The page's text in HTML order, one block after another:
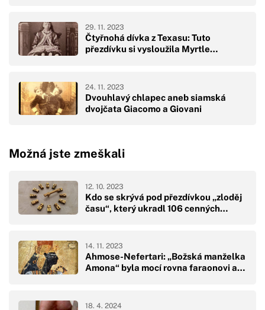
Čtyřnohá dívka z Texasu: Tuto
přezdívku si vysloužila Myrtle…
29. 11. 2023
Dvouhlavý chlapec aneb siamská
dvojčata Giacomo a Giovani
24. 11. 2023
Možná jste zmeškali
Kdo se skrývá pod přezdívkou „zloděj
času“, který ukradl 106 cenných…
12. 10. 2023
Ahmose-Nefertari: „Božská manželka
Amona“ byla mocí rovna faraonovi a…
14. 11. 2023
18. 4. 2024